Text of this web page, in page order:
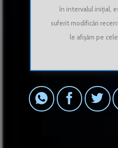
în intervalul inițial,
suferit modificări
le afișăm pe